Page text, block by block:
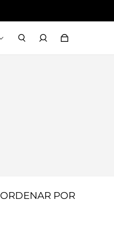
ORDENAR POR